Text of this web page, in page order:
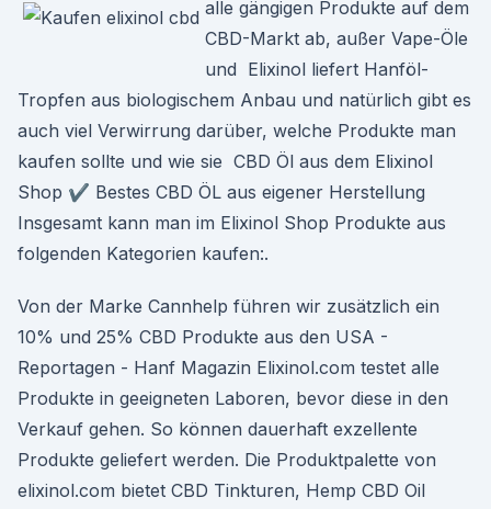
alle gängigen Produkte auf dem
CBD-Markt ab, außer Vape-Öle
und Elixinol liefert Hanföl-
Tropfen aus biologischem Anbau und natürlich gibt es
auch viel Verwirrung darüber, welche Produkte man
kaufen sollte und wie sie CBD Öl aus dem Elixinol
Shop ✔️ Bestes CBD ÖL aus eigener Herstellung
Insgesamt kann man im Elixinol Shop Produkte aus
folgenden Kategorien kaufen:.
Von der Marke Cannhelp führen wir zusätzlich ein
10% und 25% CBD Produkte aus den USA -
Reportagen - Hanf Magazin Elixinol.com testet alle
Produkte in geeigneten Laboren, bevor diese in den
Verkauf gehen. So können dauerhaft exzellente
Produkte geliefert werden. Die Produktpalette von
elixinol.com bietet CBD Tinkturen, Hemp CBD Oil